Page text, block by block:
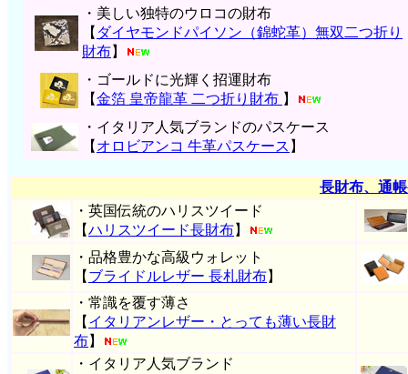
・美しい独特のウロコの財布
【 ダイヤモンドパイソン（錦蛇革）無双二つ折り
財布】
・ゴールドに光輝く招運財布
【金箔 皇帝龍革 二つ折り財布 】
・イタリア人気ブランドのパスケース
【 オロビアンコ 牛革パスケース 】
長財布、通
・英国伝統のハリスツイード
【ハリスツイード長財布】
・品格豊かな高級ウォレット
【 ブライドルレザー 長札財布】
・常識を覆す薄さ
【 イタリアンレザー・とっても薄い長財
布】
・イタリア人気ブランド